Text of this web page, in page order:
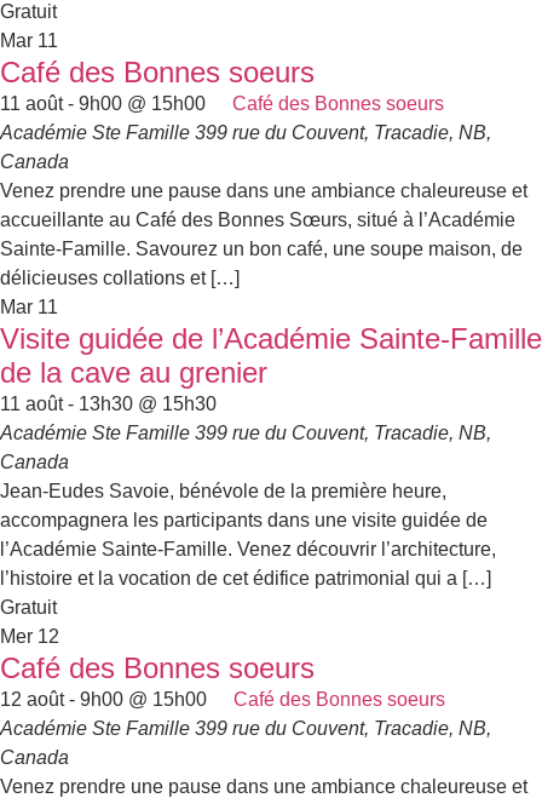
Gratuit
Mar 11
Café des Bonnes soeurs
11 août - 9h00 @ 15h00
Café des Bonnes soeurs
Académie Ste Famille 399 rue du Couvent, Tracadie, NB,
Canada
Venez prendre une pause dans une ambiance chaleureuse et
accueillante au Café des Bonnes Sœurs, situé à l’Académie
Sainte-Famille. Savourez un bon café, une soupe maison, de
délicieuses collations et […]
Mar 11
Visite guidée de l’Académie Sainte-Famille
de la cave au grenier
11 août - 13h30 @ 15h30
Académie Ste Famille 399 rue du Couvent, Tracadie, NB,
Canada
Jean-Eudes Savoie, bénévole de la première heure,
accompagnera les participants dans une visite guidée de
l’Académie Sainte-Famille. Venez découvrir l’architecture,
l’histoire et la vocation de cet édifice patrimonial qui a […]
Gratuit
Mer 12
Café des Bonnes soeurs
12 août - 9h00 @ 15h00
Café des Bonnes soeurs
Académie Ste Famille 399 rue du Couvent, Tracadie, NB,
Canada
Venez prendre une pause dans une ambiance chaleureuse et